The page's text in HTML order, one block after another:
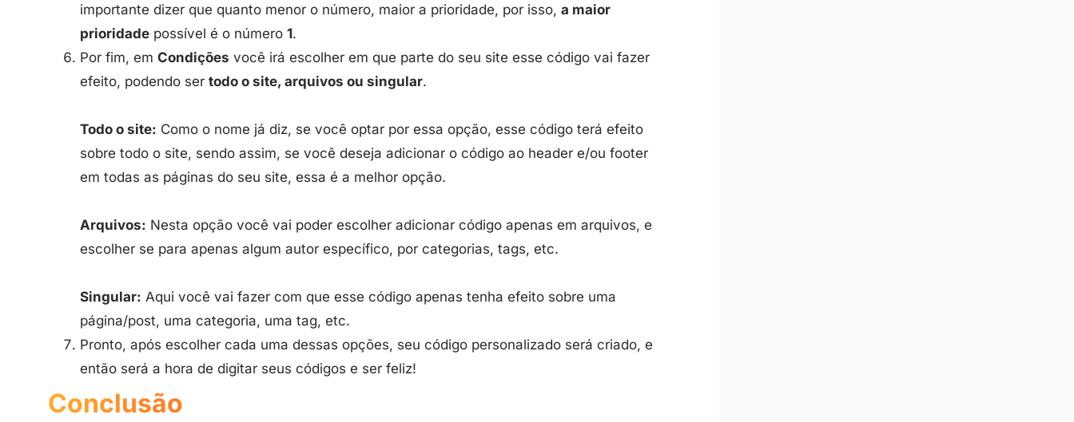
importante dizer que quanto menor o número, maior a prioridade, por isso, a maior
prioridade possível é o número 1.
Por fim, em Condições você irá escolher em que parte do seu site esse código vai fazer
efeito, podendo ser todo o site, arquivos ou singular.
Todo o site: Como o nome já diz, se você optar por essa opção, esse código terá efeito
sobre todo o site, sendo assim, se você deseja adicionar o código ao header e/ou footer
em todas as páginas do seu site, essa é a melhor opção.
Arquivos: Nesta opção você vai poder escolher adicionar código apenas em arquivos, e
escolher se para apenas algum autor específico, por categorias, tags, etc.
Singular: Aqui você vai fazer com que esse código apenas tenha efeito sobre uma
página/post, uma categoria, uma tag, etc.
Pronto, após escolher cada uma dessas opções, seu código personalizado será criado, e
então será a hora de digitar seus códigos e ser feliz!
Conclusão